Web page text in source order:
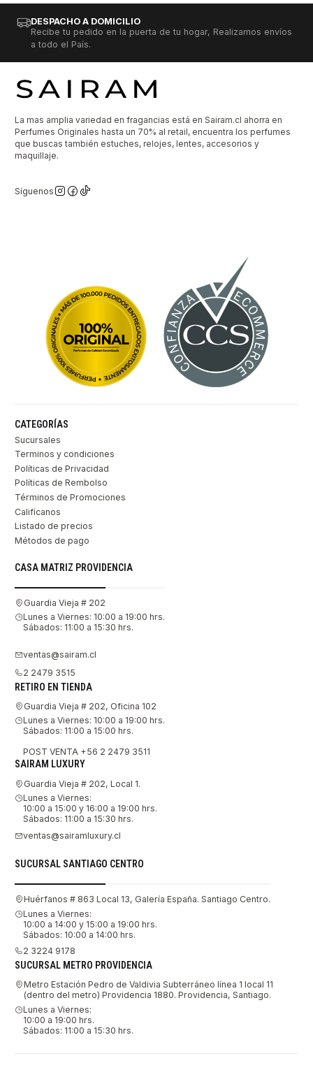
DESPACHO A DOMICILIO
Recibe tu pedido en la puerta de tu hogar, Realizamos envíos
a todo el País.
La mas amplia variedad en fragancias está en Sairam.cl ahorra en
Perfumes Originales hasta un 70% al retail, encuentra los perfumes
que buscas también estuches, relojes, lentes, accesorios y
maquillaje.
Síguenos
CATEGORÍAS
Sucursales
Terminos y condiciones
Políticas de Privacidad
Políticas de Rembolso
Términos de Promociones
Califícanos
Listado de precios
Métodos de pago
CASA MATRIZ PROVIDENCIA
Guardia Vieja # 202
Lunes a Viernes: 10:00 a 19:00 hrs.
Sábados: 11:00 a 15:30 hrs.
ventas@sairam.cl
2 2479 3515
RETIRO EN TIENDA
Guardia Vieja # 202, Oficina 102
Lunes a Viernes: 10:00 a 19:00 hrs.
Sábados: 11:00 a 15:00 hrs.
POST VENTA +56 2 2479 3511
SAIRAM LUXURY
Guardia Vieja # 202, Local 1.
Lunes a Viernes:
10:00 a 15:00 y 16:00 a 19:00 hrs.
Sábados: 11:00 a 15:30 hrs.
ventas@sairamluxury.cl
SUCURSAL SANTIAGO CENTRO
Huérfanos # 863 Local 13, Galería España. Santiago Centro.
Lunes a Viernes:
10:00 a 14:00 y 15:00 a 19:00 hrs.
Sábados: 10:00 a 14:00 hrs.
2 3224 9178
SUCURSAL METRO PROVIDENCIA
Metro Estación Pedro de Valdivia Subterráneo línea 1 local 11
(dentro del metro) Providencia 1880. Providencia, Santiago.
Lunes a Viernes:
10:00 a 19:00 hrs.
Sábados: 11:00 a 15:30 hrs.